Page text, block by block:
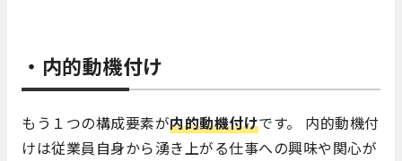
・内的動機付け
もう１つの構成要素が内的動機付けです。 内的動機付
けは従業員自身から湧き上がる仕事への興味や関心が